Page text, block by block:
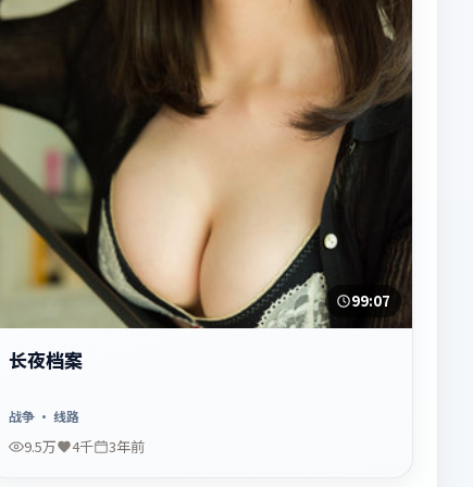
99:07
长夜档案
战争 · 线路
9.5万 4千 3年前